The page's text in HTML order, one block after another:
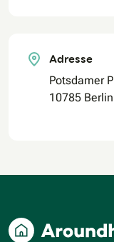
Adresse
Potsdamer
10785 Berlin